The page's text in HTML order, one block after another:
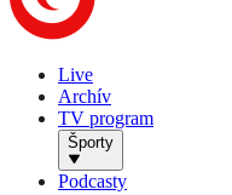
Live
Archív
TV program
Športy
Podcasty